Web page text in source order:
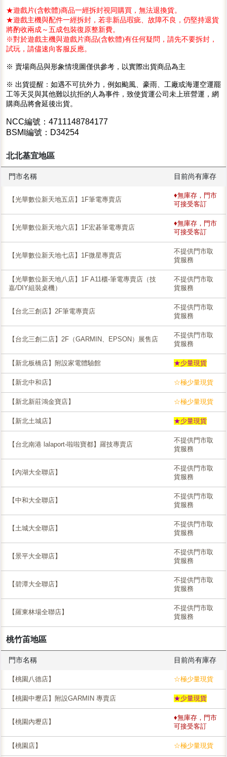
★遊戲片(含軟體)商品一經拆封視同購買，無法退換貨。
★遊戲主機與配件一經拆封，若非新品瑕疵、故障不良，仍堅持退貨
將酌收兩成～五成包裝復原整新費。
※對於遊戲主機與遊戲片商品(含軟體)有任何疑問，請先不要拆封，
試玩，請儘速向客服反應。
※ 賣場商品與形象情境圖僅供參考，以實際出貨商品為主
※ 出貨提醒：如遇不可抗外力，例如颱風、豪雨、工廠或海運空運罷
工等天災與其他難以抗拒的人為事件，致使貨運公司未上班營運，網
購商品將會延後出貨。
NCC編號：4711148784177
BSMI編號：D34254
北北基宜地區
門市名稱 目前尚有庫存
【光華數位新天地五店】1F筆電專賣店
♦無庫存，門市
可接受客訂
【光華數位新天地六店】1F宏碁筆電專賣店
♦無庫存，門市
可接受客訂
【光華數位新天地七店】1F微星專賣店
不提供門市取
貨服務
【光華數位新天地八店】1F A11櫃-筆電專賣店（技
嘉/DIY組裝桌機）
不提供門市取
貨服務
【台北三創店】2F筆電專賣店
不提供門市取
貨服務
【台北三創二店】2F（GARMIN、EPSON）展售店
不提供門市取
貨服務
【新北板橋店】附設家電體驗館 ★少量現貨
【新北中和店】 ☆極少量現貨
【新北新莊鴻金寶店】 ☆極少量現貨
【新北土城店】 ★少量現貨
【台北南港 lalaport-啦啦寶都】羅技專賣店
不提供門市取
貨服務
【內湖大全聯店】
不提供門市取
貨服務
【中和大全聯店】
不提供門市取
貨服務
【土城大全聯店】
不提供門市取
貨服務
【景平大全聯店】
不提供門市取
貨服務
【碧潭大全聯店】
不提供門市取
貨服務
【羅東林場全聯店】
不提供門市取
貨服務
桃竹苖地區
門市名稱 目前尚有庫存
【桃園八德店】 ☆極少量現貨
【桃園中壢店】附設GARMIN 專賣店 ★少量現貨
【桃園內壢店】
♦無庫存，門市
可接受客訂
【桃園店】 ☆極少量現貨